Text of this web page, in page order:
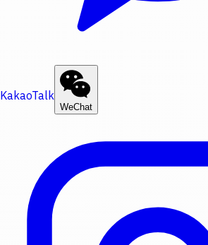
KakaoTalk
WeChat